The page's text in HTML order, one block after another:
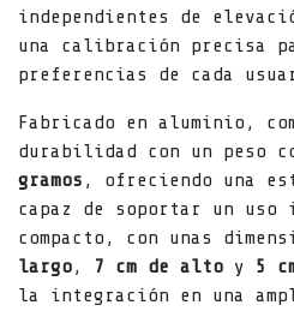
independientes de
una calibración precisa
preferencias de cada
Fabricado en aluminio,
durabilidad con un peso
gramos , ofreciendo una
capaz de soportar un uso
compacto, con unas
largo, 7 cm de alto y 5
la integración en una